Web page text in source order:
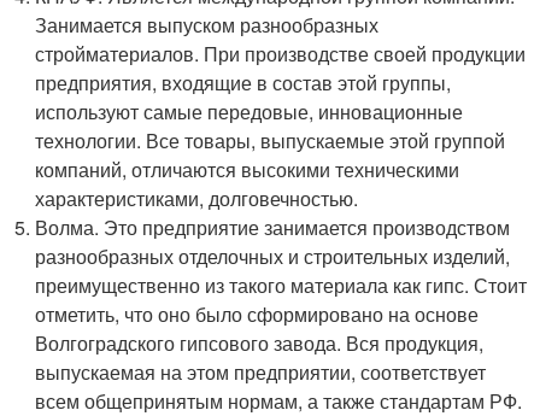
Занимается выпуском разнообразных
стройматериалов. При производстве своей продукции
предприятия, входящие в состав этой группы,
используют самые передовые, инновационные
технологии. Все товары, выпускаемые этой группой
компаний, отличаются высокими техническими
характеристиками, долговечностью.
Волма. Это предприятие занимается производством
разнообразных отделочных и строительных изделий,
преимущественно из такого материала как гипс. Стоит
отметить, что оно было сформировано на основе
Волгоградского гипсового завода. Вся продукция,
выпускаемая на этом предприятии, соответствует
всем общепринятым нормам, а также стандартам РФ.